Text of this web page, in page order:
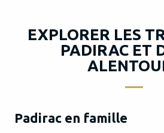
EXPLORER LES
PADIRAC ET
Padirac en famille